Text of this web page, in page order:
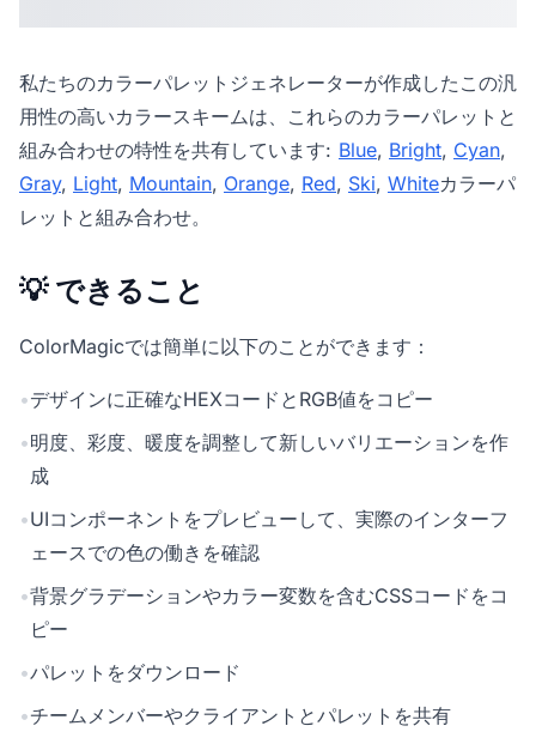
私たちのカラーパレットジェネレーターが作成したこの汎
用性の高いカラースキームは、これらのカラーパレットと
組み合わせの特性を共有しています: Blue, Bright, Cyan,
Gray, Light, Mountain, Orange, Red, Ski, Whiteカラーパ
レットと組み合わせ。
💡 できること
ColorMagicでは簡単に以下のことができます：
•デザインに正確なHEXコードとRGB値をコピー
•明度、彩度、暖度を調整して新しいバリエーションを作
成
•UIコンポーネントをプレビューして、実際のインターフ
ェースでの色の働きを確認
•背景グラデーションやカラー変数を含むCSSコードをコ
ピー
•パレットをダウンロード
•チームメンバーやクライアントとパレットを共有